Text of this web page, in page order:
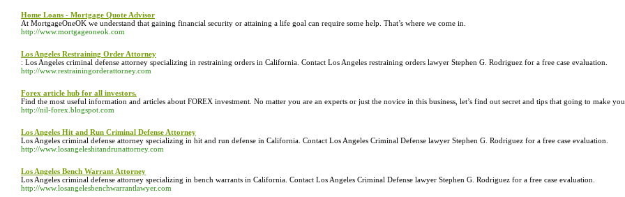
Home Loans - Mortgage Quote Advisor
At MortgageOneOK we understand that gaining financial security or attaining a life goal can require some help. That’s where we come in.
http://www.mortgageoneok.com
Los Angeles Restraining Order Attorney
: Los Angeles criminal defense attorney specializing in restraining orders in California. Contact Los Angeles restraining orders lawyer Stephen G. Rodriguez for a free case evaluation.
http://www.restrainingorderattorney.com
Forex article hub for all investors.
Find the most useful information and articles about FOREX investment. No matter you are an experts or just the novice in this business, let’s find out secret and tips that going to make you
http://nil-forex.blogspot.com
Los Angeles Hit and Run Criminal Defense Attorney
Los Angeles criminal defense attorney specializing in hit and run defense in California. Contact Los Angeles Criminal Defense lawyer Stephen G. Rodriguez for a free case evaluation.
http://www.losangeleshitandrunattorney.com
Los Angeles Bench Warrant Attorney
Los Angeles criminal defense attorney specializing in bench warrants in California. Contact Los Angeles Criminal Defense lawyer Stephen G. Rodriguez for a free case evaluation.
http://www.losangelesbenchwarrantlawyer.com